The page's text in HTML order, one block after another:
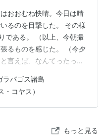
終了することが明らかと
業から撤退しており、17
。また、富士通・パナソ
に切り替え、ガラホ型
おおむね快晴。今日は晴
るのを目撃した。 その様
である。 （以上、今朝撮
るものを感じた。 （今夕
言えば、なんてったって
らの直行便がない。 エク
らアメリカのロサンゼル
首都「キト」（２００万
約２０～２５時間かけて
ラパゴス諸島
・コヤス）
もっと見る